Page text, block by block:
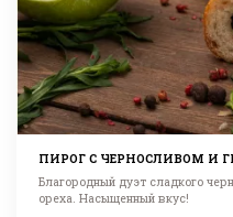
ПИРОГ С ЧЕРНОСЛИВОМ И
Благородный дуэт сладкого
ореха. Насыщенный вкус!